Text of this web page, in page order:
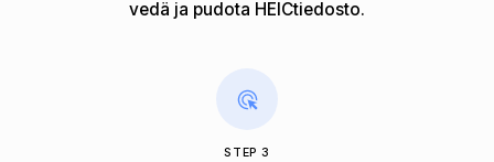
vedä ja pudota HEICtiedosto.
STEP 3